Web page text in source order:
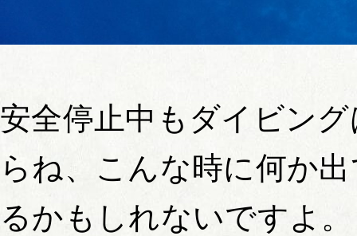
安全停止中もダイビン
らね、こんな時に何か
るかもしれないですよ。